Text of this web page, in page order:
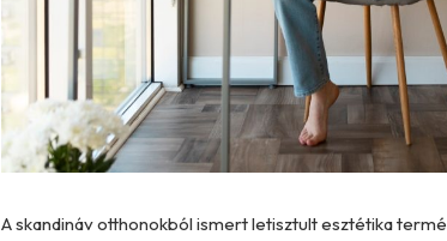
A skandináv otthonokból ismert letisztult esztétika